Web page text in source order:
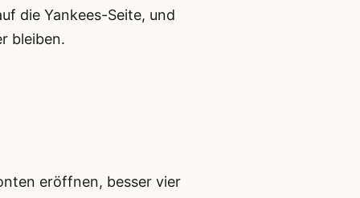
die Yankees-Seite, und
bleiben.
eröffnen, besser vier